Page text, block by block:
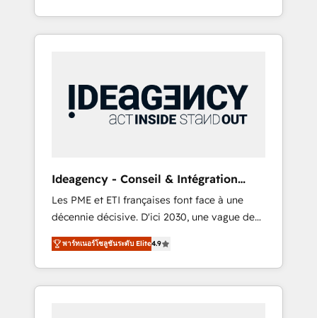
SEA, inbound, automatisation marketing,
ABM, IA, emailing) Informations clés : - 10 ans
certifications HubSpot cumulées
tech stack. Aptitude 8 is trusted by top
brands such as Lenovo, Bluetooth,
Association, Randstad, Uber Freight, and
HubSpot itself. We have the largest technical
consulting team of any HubSpot partner and
extensibility. When you work with Aptitude 8,
you get a team – not an individual – with
embedded consulting, strategy,
development, and project management. We
have 100% US-based, FTE team members.
We offer project-based and managed
services engagements that include new
Ideagency - Conseil & Intégration
HubSpot
Les PME et ETI françaises font face à une
décennie décisive. D'ici 2030, une vague de
consolidation va recomposer le marché.
Seules survivront les entreprises qui auront
réussi leur transformation. Le problème ?
58% des dirigeants savent que l'IA est vitale
พาร์ทเนอร์โซลูชันระดับ Elite4.9